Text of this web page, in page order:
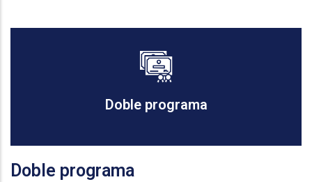
Doble programa
Doble programa